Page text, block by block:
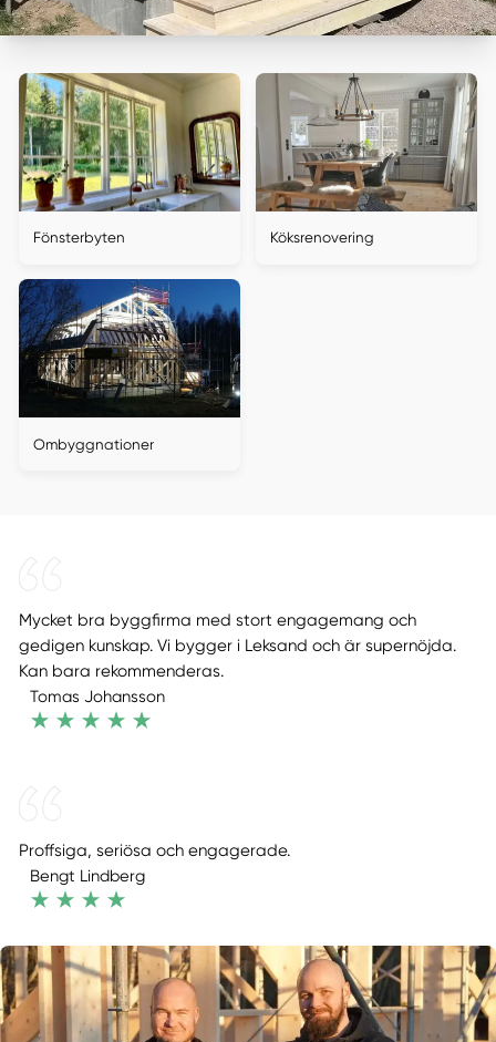
Fönsterbyten Köksrenovering
Ombyggnationer
Mycket bra byggfirma med stort engagemang och
gedigen kunskap. Vi bygger i Leksand och är supernöjda.
Kan bara rekommenderas.
Tomas Johansson
Proffsiga, seriösa och engagerade.
Bengt Lindberg